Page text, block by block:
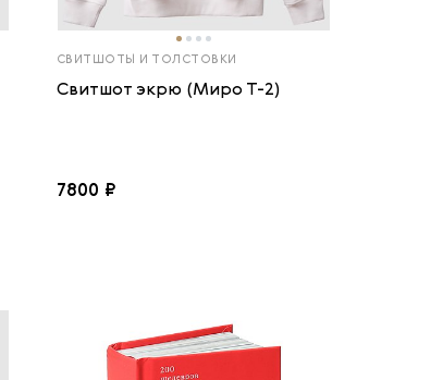
СВИТШОТЫ И ТОЛСТОВКИ
Свитшот экрю (Миро Т-2)
7800 ₽